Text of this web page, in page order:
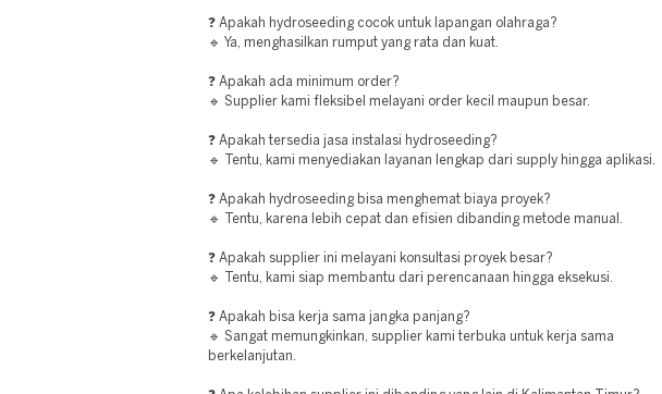
❓ Apakah hydroseeding cocok untuk lapangan olahraga?
🔹 Ya, menghasilkan rumput yang rata dan kuat.
❓ Apakah ada minimum order?
🔹 Supplier kami fleksibel melayani order kecil maupun besar.
❓ Apakah tersedia jasa instalasi hydroseeding?
🔹 Tentu, kami menyediakan layanan lengkap dari supply hingga aplikasi.
❓ Apakah hydroseeding bisa menghemat biaya proyek?
🔹 Tentu, karena lebih cepat dan efisien dibanding metode manual.
❓ Apakah supplier ini melayani konsultasi proyek besar?
🔹 Tentu, kami siap membantu dari perencanaan hingga eksekusi.
❓ Apakah bisa kerja sama jangka panjang?
🔹 Sangat memungkinkan, supplier kami terbuka untuk kerja sama
berkelanjutan.